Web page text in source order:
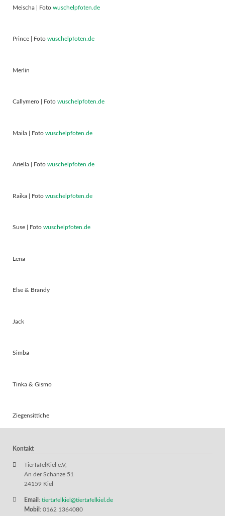
Meischa | Foto wuschelpfoten.de
Prince | Foto wuschelpfoten.de
Merlin
Callymero | Foto wuschelpfoten.de
Maila | Foto wuschelpfoten.de
Ariella | Foto wuschelpfoten.de
Raika | Foto wuschelpfoten.de
Suse | Foto wuschelpfoten.de
Lena
Else & Brandy
Jack
Simba
Tinka & Gismo
Ziegensittiche
Kontakt
TierTafelKiel e.V,
An der Schanze 51
24159 Kiel
Email : tiertafelkiel@tiertafelkiel.de
Mobil : 0162 1364080